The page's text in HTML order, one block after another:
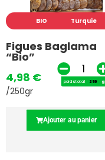
BIO Turquie
Figues Baglama
“Bio”
4,98 €
/250gr
poids total
Ajouter au panier